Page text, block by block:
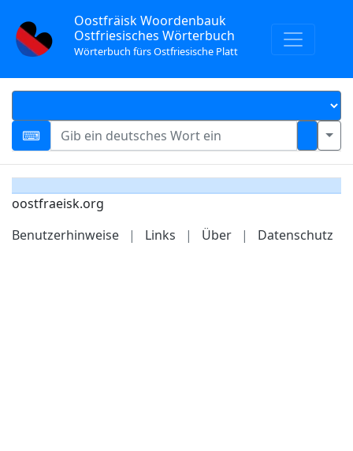
Oostfräisk Woordenbauk
Ostfriesisches Wörterbuch
Wörterbuch fürs Ostfriesische Platt
oostfraeisk.org
Benutzerhinweise
| Links | Über | Datenschutz